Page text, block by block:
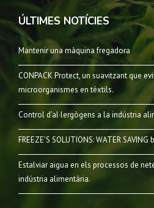
ÚLTIMES NOTÍCIES
Mantenir una màquina fregadora
CONPACK Protect, un suavitzant que
microorganismes en tèxtils.
Control d’al·lergògens a la indústria
FREEZE’S SOLUTIONS: WATER SAVING
Estalviar aigua en els processos de
indústria alimentària.